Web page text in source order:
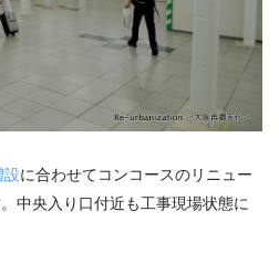
設に合わせてコンコースのリニュー
中央入り口付近も工事現場状態に